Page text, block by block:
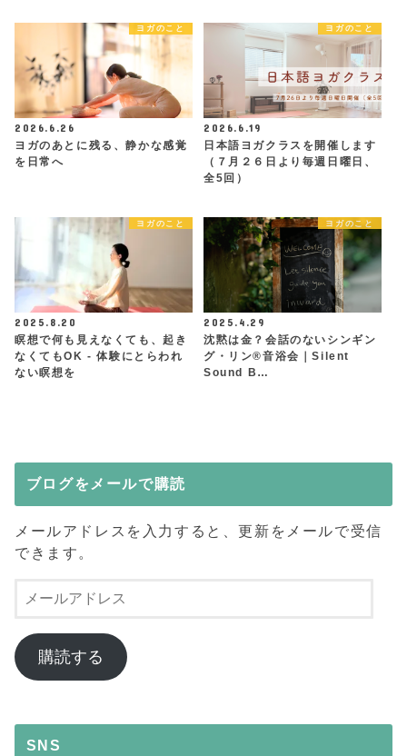
ヨガのこと
2026.6.26
ヨガのあとに残る、静かな感覚
を日常へ
ヨガのこと
2026.6.19
日本語ヨガクラスを開催します
（７月２６日より毎週日曜日、
全5回）
ヨガのこと
2025.8.20
瞑想で何も見えなくても、起き
なくてもOK - 体験にとらわれ
ない瞑想を
ヨガのこと
2025.4.29
沈黙は金？会話のないシンギン
グ・リン®︎音浴会｜Silent
Sound B…
ブログをメールで購読
メールアドレスを入力すると、更新をメールで受信
できます。
ル
ア
ド
購読する
SNS